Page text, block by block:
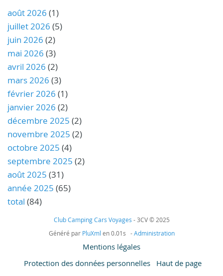
août 2026 (1)
juillet 2026 (5)
juin 2026 (2)
mai 2026 (3)
avril 2026 (2)
mars 2026 (3)
février 2026 (1)
janvier 2026 (2)
décembre 2025 (2)
novembre 2025 (2)
octobre 2025 (4)
septembre 2025 (2)
août 2025 (31)
année 2025 (65)
total (84)
Club Camping Cars Voyages - 3CV © 2025
Généré par PluXml en 0.01s -Administration
Mentions légales
Protection des données personnelles
Haut de page